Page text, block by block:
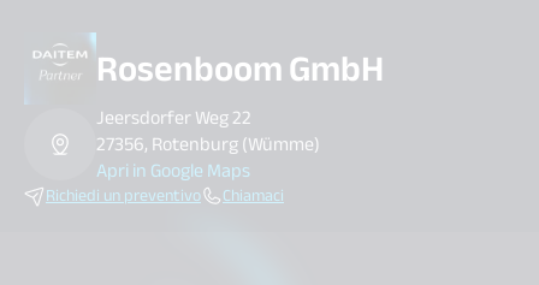
Rosenboom GmbH
Jeersdorfer Weg 22
27356, Rotenburg (Wümme)
Apri in Google Maps
Richiedi un preventivo Chiamaci